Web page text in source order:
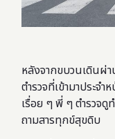
หลังจากขบวนเดินผ่
ตำรวจที่เข้ามาประจ
เรื่อย ๆ พี่ ๆ ตำรวจดู
ถามสารทุกข์สุขดิบ